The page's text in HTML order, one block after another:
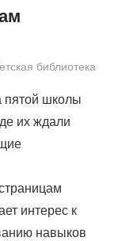
библиотека
пятой школы
их ждали
интерес к
навыков